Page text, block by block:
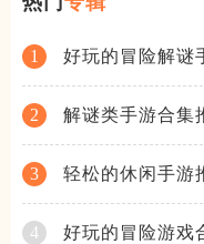
1 好玩的冒险解谜
2 解谜类手游合集
3 轻松的休闲手游
4 好玩的冒险游戏